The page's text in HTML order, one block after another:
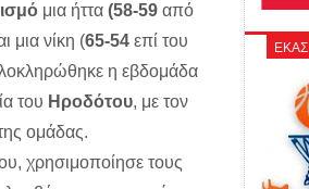
μια ήττα (58-59 από
μια νίκη (65-54 επί του
η εβδομάδα
του Ηροδότου, με τον
ομάδας.
χρησιμοποίησε τους